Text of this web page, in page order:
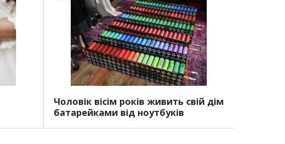
Чоловік вісім років живить свій дім
батарейками від ноутбуків